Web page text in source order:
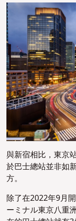
與新宿相比，東京
於巴士總站並非如
方。
除了在2022年9月
ーミナル東京八重